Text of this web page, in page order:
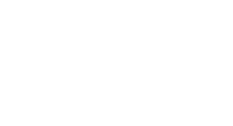
☏ 免付費客服專線: 0800-
每週一 ~ 五 08:00~12:10 /